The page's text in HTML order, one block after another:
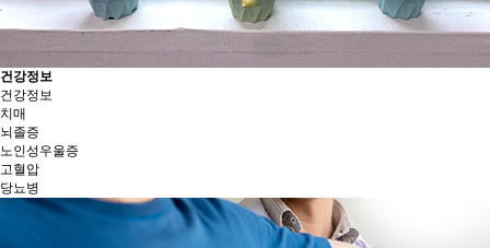
건강정보
건강정보
치매
뇌졸증
노인성우울증
고혈압
당뇨병